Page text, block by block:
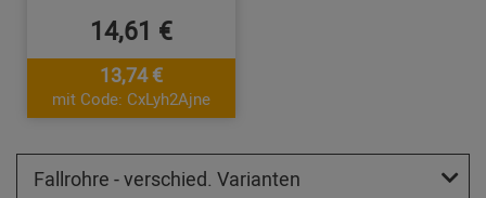
14,61 €
13,74 €
mit Code: CxLyh2Ajne
Fallrohre - verschied. Varianten